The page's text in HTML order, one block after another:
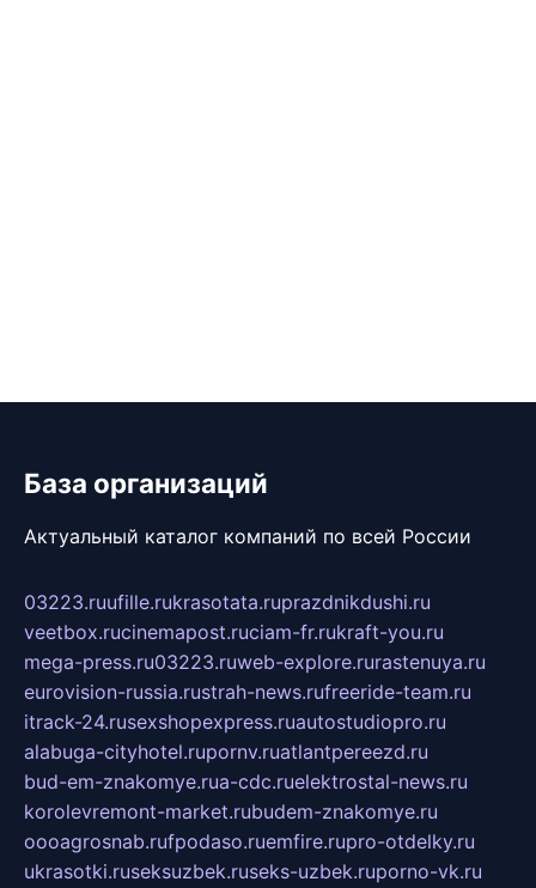
База организаций
Актуальный каталог компаний по всей России
03223.ruufille.rukrasotata.ruprazdnikdushi.ru
veetbox.rucinemapost.ruciam-fr.rukraft-you.ru
mega-press.ru03223.ruweb-explore.rurastenuya.ru
eurovision-russia.rustrah-news.rufreeride-team.ru
itrack-24.rusexshopexpress.ruautostudiopro.ru
alabuga-cityhotel.rupornv.ruatlantpereezd.ru
bud-em-znakomye.rua-cdc.ruelektrostal-news.ru
korolevremont-market.rubudem-znakomye.ru
oooagrosnab.rufpodaso.ruemfire.rupro-otdelky.ru
ukrasotki.ruseksuzbek.ruseks-uzbek.ruporno-vk.ru